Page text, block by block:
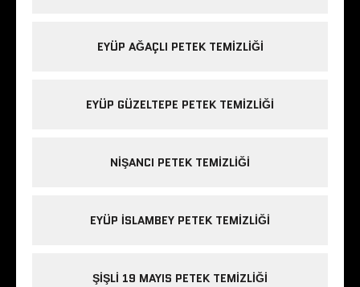
EYÜP AĞAÇLI PETEK TEMIZLIĞI
EYÜP GÜZELTEPE PETEK TEMIZLIĞI
NIŞANCI PETEK TEMIZLIĞI
EYÜP ISLAMBEY PETEK TEMIZLIĞI
ŞIŞLI 19 MAYIS PETEK TEMIZLIĞI